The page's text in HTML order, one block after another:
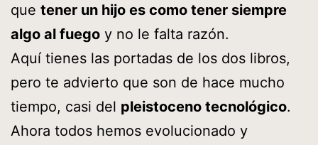
que tener un hijo es como tener siempre
algo al fuego y no le falta razón.
Aquí tienes las portadas de los dos libros,
pero te advierto que son de hace mucho
tiempo, casi del pleistoceno tecnológico.
Ahora todos hemos evolucionado y